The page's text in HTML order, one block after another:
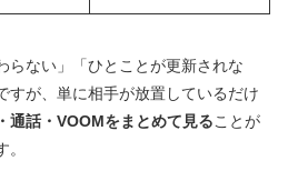
らない」「ひとことが更新されな
すが、単に相手が放置しているだけ
通話・VOOMをまとめて見ることが